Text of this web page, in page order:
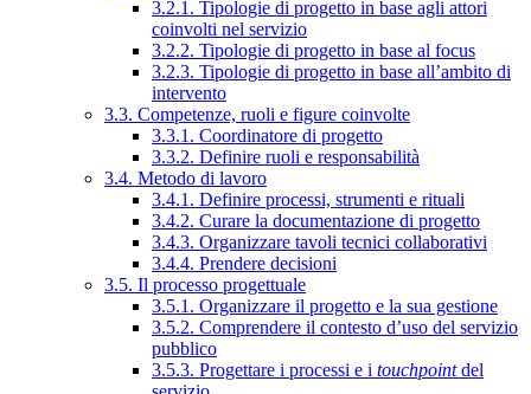
3.2.1. Tipologie di progetto in base agli attori
coinvolti nel servizio
3.2.2. Tipologie di progetto in base al focus
3.2.3. Tipologie di progetto in base all’ambito di
intervento
3.3. Competenze, ruoli e figure coinvolte
3.3.1. Coordinatore di progetto
3.3.2. Definire ruoli e responsabilità
3.4. Metodo di lavoro
3.4.1. Definire processi, strumenti e rituali
3.4.2. Curare la documentazione di progetto
3.4.3. Organizzare tavoli tecnici collaborativi
3.4.4. Prendere decisioni
3.5. Il processo progettuale
3.5.1. Organizzare il progetto e la sua gestione
3.5.2. Comprendere il contesto d’uso del servizio
pubblico
3.5.3. Progettare i processi e i touchpointdel